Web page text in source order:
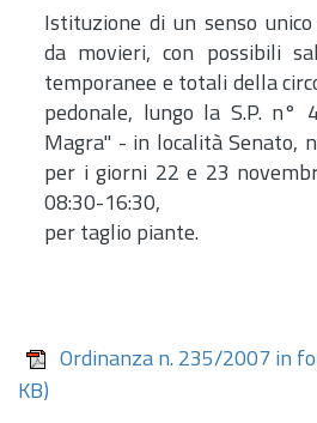
Istituzione di un senso
da movieri, con possibili
temporanee e totali della
pedonale, lungo la S.P. n°
Magra" - in località Senato,
per i giorni 22 e 23
08:30-16:30,
per taglio piante.
Ordinanza n. 235/2007 in
KB)